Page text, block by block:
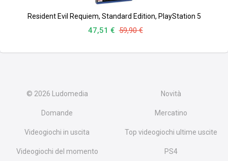
Resident Evil Requiem, Standard Edition, PlayStation 5
47,51 € 59,90 €
© 2026 Ludomedia Novità
Domande Mercatino
Videogiochi in uscita Top videogiochi ultime uscite
Videogiochi del momento PS4